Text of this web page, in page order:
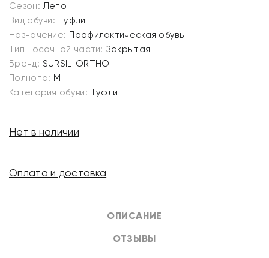
ОПИСАНИЕ
ОТЗЫВЫ
Сезон: Лето
Вид обуви: Туфли
Назначение: Профилактическая обувь
Тип носочной части: Закрытая
Бренд: SURSIL-ORTHO
Полнота: M
Категория обуви: Туфли
Нет в наличии
Оплата и доставка